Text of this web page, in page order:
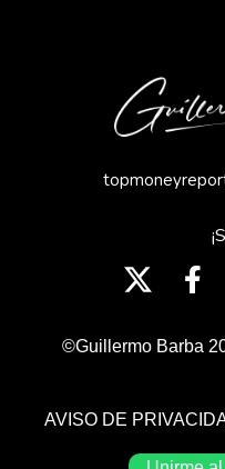
©Guillermo Barba
AVISO DE